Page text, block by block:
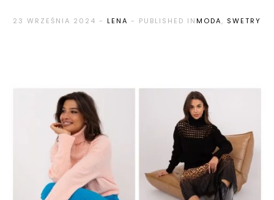
23 WRZEŚNIA 2024 - LENA - PUBLISHED INMODA, SWETRY